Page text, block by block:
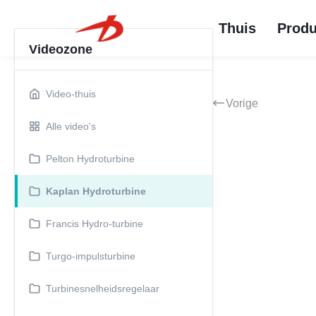
Thuis
Videozone
Video-thuis
Alle video's
Pelton Hydroturbine
Kaplan Hydroturbine
Francis Hydro-turbine
Turgo-impulsturbine
Turbinesnelheidsregelaar
energieopwekking
Kaplan
Vorige